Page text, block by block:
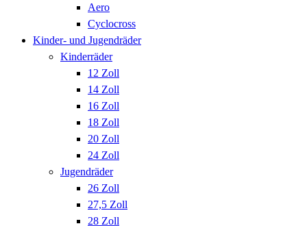
Aero
Cyclocross
Kinder- und Jugendräder
Kinderräder
12 Zoll
14 Zoll
16 Zoll
18 Zoll
20 Zoll
24 Zoll
Jugendräder
26 Zoll
27,5 Zoll
28 Zoll